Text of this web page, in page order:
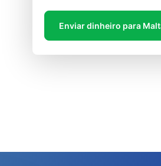
Enviar dinheiro para